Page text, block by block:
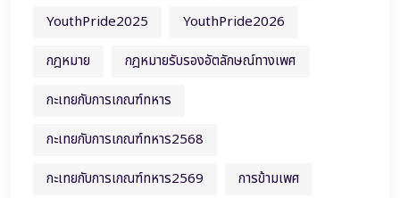
YouthPride2025
YouthPride2026
กฎหมาย
กฎหมายรับรองอัตลักษณ์ทางเพศ
กะเทยกับการเกณฑ์ทหาร
กะเทยกับการเกณฑ์ทหาร2568
กะเทยกับการเกณฑ์ทหาร2569
การข้ามเพศ